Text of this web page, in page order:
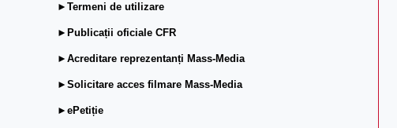
►Termeni de utilizare
►Publicații oficiale CFR
►Acreditare reprezentanți Mass-Media
►Solicitare acces filmare Mass-Media
►ePetiție